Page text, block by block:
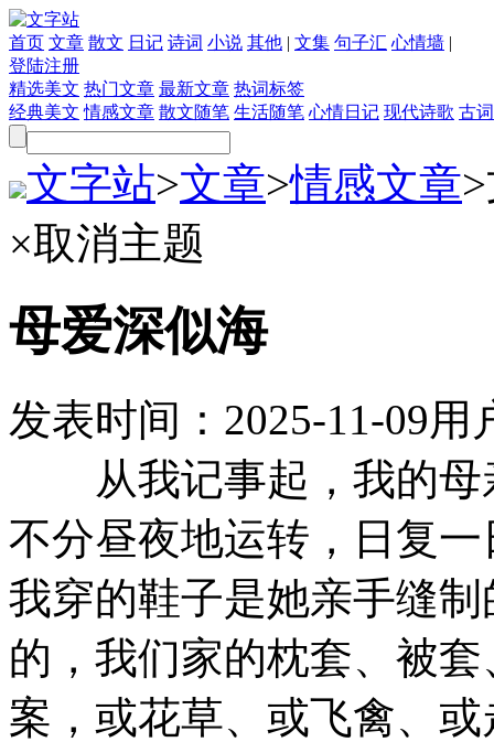
首页 文章 散文 日记 诗词 小说 其他 | 文集 句子汇 心情墙 |
登陆注册
精选美文 热门文章 最新文章 热词标签
经典美文 情感文章 散文随笔 生活随笔 心情日记 现代诗歌 古
文字站>文章>情感文章>
×取消主题
母爱深似海
发表时间： 2025-11-09用
从我记事起，我的母
不分昼夜地运转，日复
我穿的鞋子是她亲手缝
的，我们家的枕套、被
案，或花草、或飞禽、